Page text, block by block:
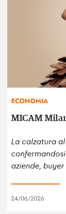
ECONOMIA
MICAM
La calzatura
aziende,
24/06/2026